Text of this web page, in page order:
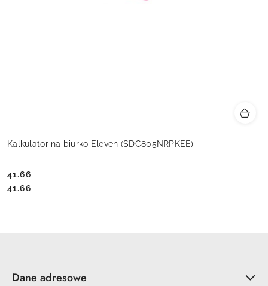
Kalkulator na biurko Eleven (SDC805NRPKEE)
Cena:
41.66
Cena:
41.66
Dane adresowe